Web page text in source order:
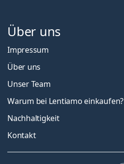
Über uns
Impressum
Über uns
Unser Team
Warum bei Lentiamo einkaufen?
Nachhaltigkeit
Kontakt